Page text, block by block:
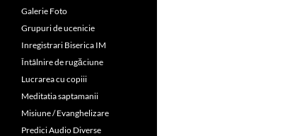
Galerie Foto
Grupuri de ucenicie
Inregistrari Biserica IM
Întâlnire de rugăciune
Lucrarea cu copiii
Meditatia saptamanii
Misiune / Evanghelizare
Predici Audio Diverse